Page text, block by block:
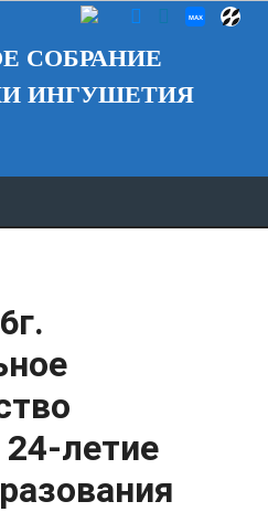
СОБРАНИЕ
ИНГУШЕТИЯ
летие